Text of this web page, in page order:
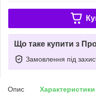
Що таке купити з
Замовлення під
Опис Характеристики